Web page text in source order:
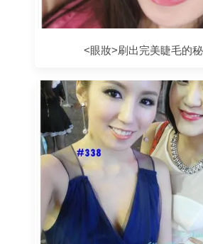
<眼妝>刷出完美睫毛的